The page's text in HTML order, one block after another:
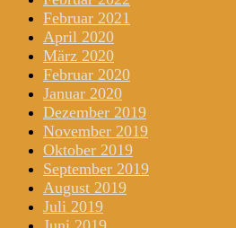
Februar 2021
April 2020
März 2020
Februar 2020
Januar 2020
Dezember 2019
November 2019
Oktober 2019
September 2019
August 2019
Juli 2019